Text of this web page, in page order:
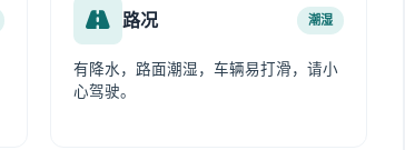
路况 潮湿
有降水，路面潮湿，车辆易打滑，请小
心驾驶。